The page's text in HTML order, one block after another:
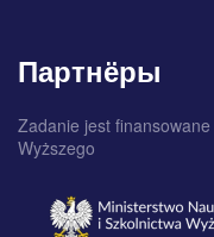
Партнёры
Zadanie jest
Wyższego